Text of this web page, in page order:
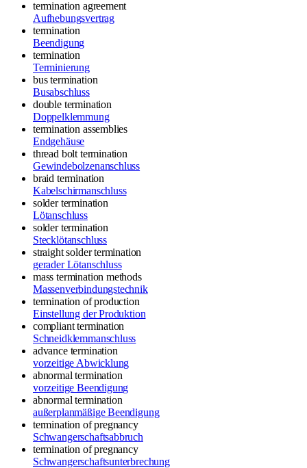
termination agreement
Aufhebungsvertrag
termination
Beendigung
termination
Terminierung
bus termination
Busabschluss
double termination
Doppelklemmung
termination assemblies
Endgehäuse
thread bolt termination
Gewindebolzenanschluss
braid termination
Kabelschirmanschluss
solder termination
Lötanschluss
solder termination
Stecklötanschluss
straight solder termination
gerader Lötanschluss
mass termination methods
Massenverbindungstechnik
termination of production
Einstellung der Produktion
compliant termination
Schneidklemmanschluss
advance termination
vorzeitige Abwicklung
abnormal termination
vorzeitige Beendigung
abnormal termination
außerplanmäßige Beendigung
termination of pregnancy
Schwangerschaftsabbruch
termination of pregnancy
Schwangerschaftsunterbrechung